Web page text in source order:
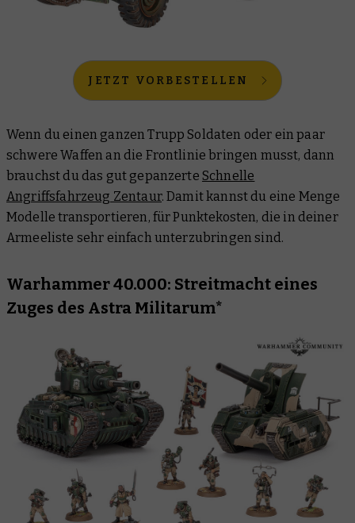
JETZT VORBESTELLEN
Wenn du einen ganzen Trupp Soldaten oder ein paar
schwere Waffen an die Frontlinie bringen musst, dann
brauchst du das gut gepanzerte Schnelle
Angriffsfahrzeug Zentaur. Damit kannst du eine Menge
Modelle transportieren, für Punktekosten, die in deiner
Armeeliste sehr einfach unterzubringen sind.
Warhammer 40.000: Streitmacht eines
Zuges des Astra Militarum*